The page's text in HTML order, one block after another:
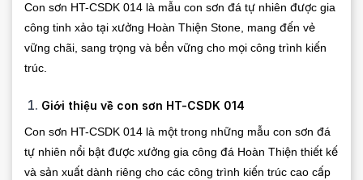
Con sơn HT-CSDK 014 là mẫu con sơn đá tự nhiên được gia
công tinh xảo tại xưởng Hoàn Thiện Stone, mang đến vẻ
vững chãi, sang trọng và bền vững cho mọi công trình kiến
trúc.
Giới thiệu về con sơn HT-CSDK 014
Con sơn HT-CSDK 014 là một trong những mẫu con sơn đá
tự nhiên nổi bật được xưởng gia công đá Hoàn Thiện thiết kế
và sản xuất dành riêng cho các công trình kiến trúc cao cấp